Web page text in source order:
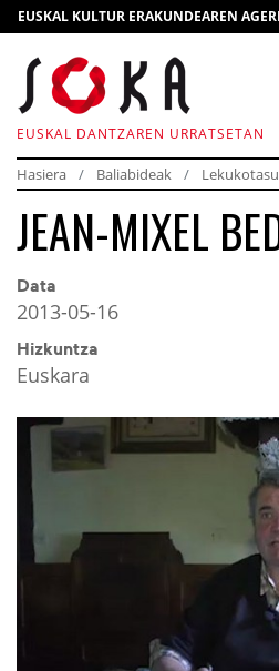
EUSKAL KULTUR ERAKUNDEAREN
EUSKAL DANTZAREN URRATSETAN
Hasiera Baliabideak
JEAN-MIXEL
Data
2013-05-16
Hizkuntza
Euskara